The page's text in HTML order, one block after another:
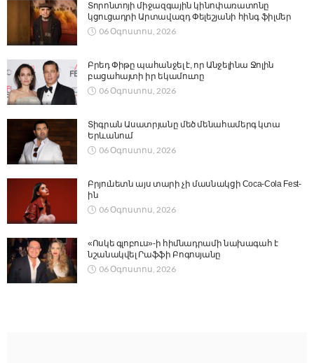
Տորոնտոյի միջազգային կինոփառատոնը
կցուցադրի Արտավազդ Փելեշյանի հինգ ֆիլմեր
06 Օգոստոս, 2026
Բրեդ Փիթը պահանջել է, որ Անջելինա Ջոլին
բացահայտի իր եկամուտը
06 Օգոստոս, 2026
Տիգրան Ասատրյանը մեծ մենահամերգ կտա
Երևանում
06 Օգոստոս, 2026
Բրյունետն այս տարի չի մասնակցի Coca-Cola Fest-
ին
06 Օգոստոս, 2026
«Ոսկե գլոբուս»-ի հիմնադրամի նախագահ է
նշանակվել Րաֆֆի Բոգոսյանը
06 Օգոստոս, 2026